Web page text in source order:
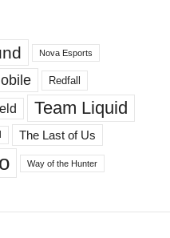
Nova Esports
Redfall
Team Liquid
The Last of Us
Way of the Hunter